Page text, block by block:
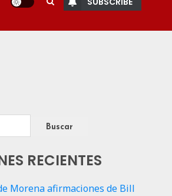
Buscar
RECIENTES
Morena afirmaciones de Bill